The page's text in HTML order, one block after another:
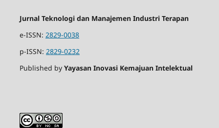
Jurnal Teknologi dan Manajemen Industri Terapan
e-ISSN: 2829-0038
p-ISSN: 2829-0232
Published by Yayasan Inovasi Kemajuan Intelektual